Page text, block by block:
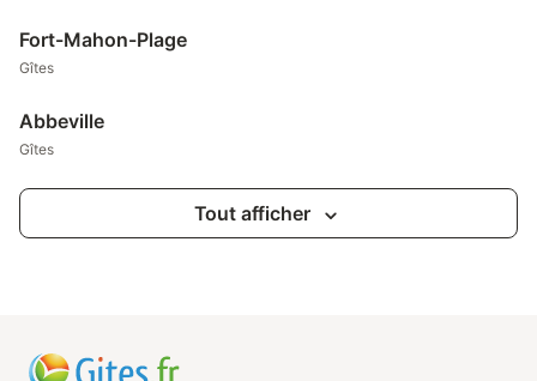
Fort-Mahon-Plage
Gîtes
Abbeville
Gîtes
Tout afficher